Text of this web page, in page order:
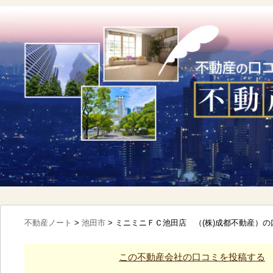
不動産ノート > 池田市 > ミニミニＦＣ池田店 （(株)成都不動産）の
この不動産会社の口コミを投稿する